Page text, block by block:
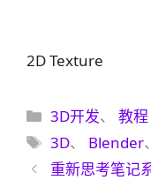
2D Texture
分
类
3D开发、教程
标
签
3D、 Blender
重新思考笔记